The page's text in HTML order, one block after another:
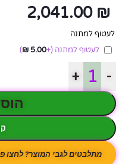
2,041.00 ₪
לעטוף למתנה
לעטוף למתנה (+
5.00
₪
)
-
+
מתלבטים לגבי המוצר? לחצו